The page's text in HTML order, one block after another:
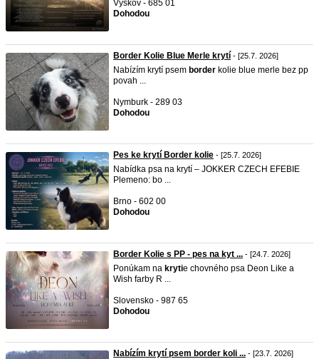
Vyškov - 685 01
Dohodou
Border Kolie Blue Merle krytí - [25.7. 2026]
Nabízím krytí psem border kolie blue merle bez pp
povah ...
Nymburk - 289 03
Dohodou
Pes ke krytí Border kolie - [25.7. 2026]
Nabídka psa na krytí – JOKKER CZECH EFEBIE
Plemeno: bo ...
Brno - 602 00
Dohodou
Border Kolie s PP - pes na kyt ... - [24.7. 2026]
Ponúkam na krytie chovného psa Deon Like a
Wish farby R ...
Slovensko - 987 65
Dohodou
Nabízím krytí psem border koli ... - [23.7. 2026]